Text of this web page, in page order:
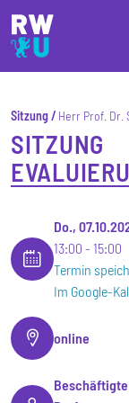
Direkt zum Inhalt
Direkt zur
Direkt zum
Sitzung Herr Prof. Dr.
SITZUNG
Do.,
13:00
15:00
Termin
Im Google-
online
Beschäftigte